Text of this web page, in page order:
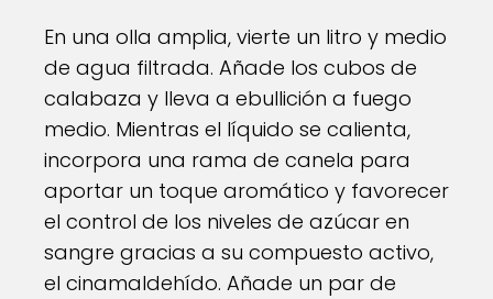
En una olla amplia, vierte un litro y medio
de agua filtrada. Añade los cubos de
calabaza y lleva a ebullición a fuego
medio. Mientras el líquido se calienta,
incorpora una rama de canela para
aportar un toque aromático y favorecer
el control de los niveles de azúcar en
sangre gracias a su compuesto activo,
el cinamaldehído. Añade un par de